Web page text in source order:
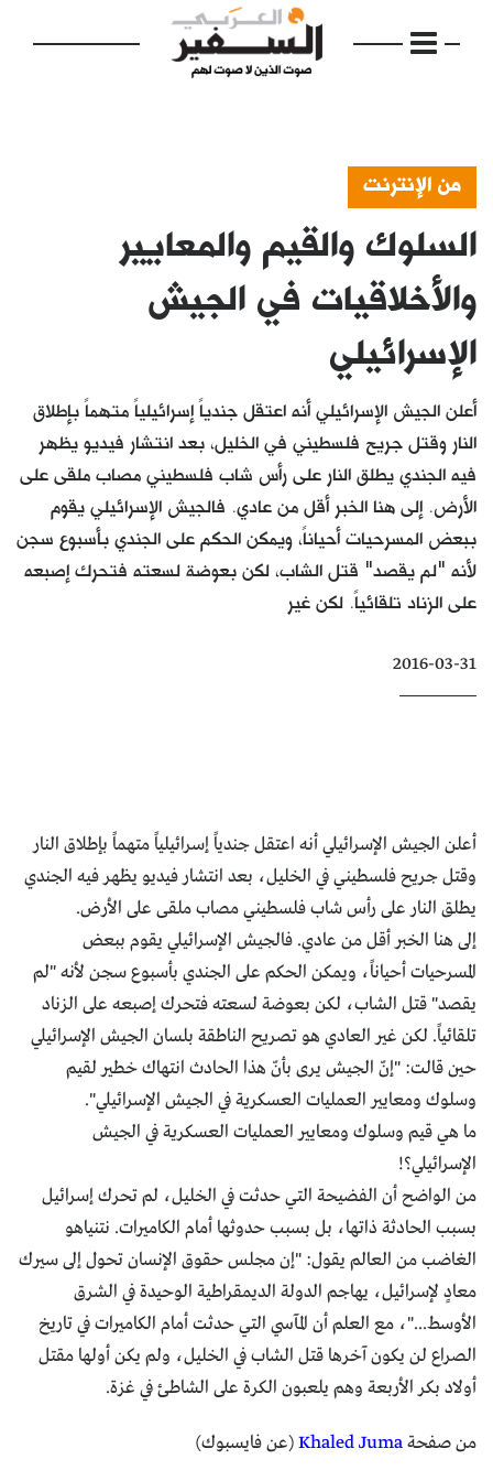
الرئيسية
مواضيع
إفتتاحية
فكرة
دفاتر
بالصورة
كتّابنا
الأرشيف
من الإنترنت
السلوك والقيم والمعايير
والأخلاقيات في الجيش
الإسرائيلي
أعلن الجيش الإسرائيلي أنه اعتقل جندياً إسرائيلياً متهماً بإطلاق
النار وقتل جريح فلسطيني في الخليل، بعد انتشار فيديو يظهر
فيه الجندي يطلق النار على رأس شاب فلسطيني مصاب ملقى على
الأرض. إلى هنا الخبر أقل من عادي. فالجيش الإسرائيلي يقوم
ببعض المسرحيات أحياناً، ويمكن الحكم على الجندي بأسبوع سجن
لأنه "لم يقصد" قتل الشاب، لكن بعوضة لسعته فتحرك إصبعه
على الزناد تلقائياً. لكن غير
2016-03-31
أعلن الجيش الإسرائيلي أنه اعتقل جندياً إسرائيلياً متهماً بإطلاق النار
وقتل جريح فلسطيني في الخليل، بعد انتشار فيديو يظهر فيه الجندي
يطلق النار على رأس شاب فلسطيني مصاب ملقى على الأرض.
إلى هنا الخبر أقل من عادي. فالجيش الإسرائيلي يقوم ببعض
المسرحيات أحياناً، ويمكن الحكم على الجندي بأسبوع سجن لأنه "لم
يقصد" قتل الشاب، لكن بعوضة لسعته فتحرك إصبعه على الزناد
تلقائياً. لكن غير العادي هو تصريح الناطقة بلسان الجيش الإسرائيلي
حين قالت: "إنّ الجيش يرى بأنّ هذا الحادث انتهاك خطير لقيم
وسلوك ومعايير العمليات العسكرية في الجيش الإسرائيلي".
ما هي قيم وسلوك ومعايير العمليات العسكرية في الجيش
الإسرائيلي؟!
من الواضح أن الفضيحة التي حدثت في الخليل، لم تحرك إسرائيل
بسبب الحادثة ذاتها، بل بسبب حدوثها أمام الكاميرات. نتنياهو
الغاضب من العالم يقول: "إن مجلس حقوق الإنسان تحول إلى سيرك
معادٍ لإسرائيل، يهاجم الدولة الديمقراطية الوحيدة في الشرق
الأوسط..."، مع العلم أن المآسي التي حدثت أمام الكاميرات في تاريخ
الصراع لن يكون آخرها قتل الشاب في الخليل، ولم يكن أولها مقتل
أولاد بكر الأربعة وهم يلعبون الكرة على الشاطئ في غزة.
من صفحةKhaled Juma(عن فايسبوك)